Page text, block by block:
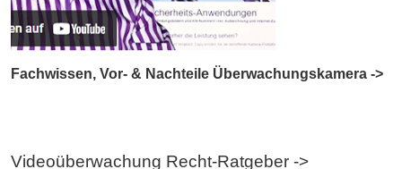
Fachwissen, Vor- & Nachteile Überwachungskamera ->
Videoüberwachung Recht-Ratgeber ->